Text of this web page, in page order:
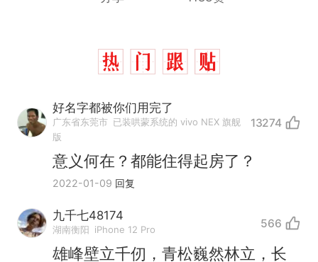
好名字都被你们用完了
广东省东莞市 已装哄蒙系统的 vivo NEX 旗舰
版
13274
意义何在？都能住得起房了？
2022-01-09 回复
九千七48174
湖南衡阳 iPhone 12 Pro 566
雄峰壁立千仞，青松巍然林立，长
热
那个在床头放菜刀的女孩，
因老师一句“跟我回家”改写了